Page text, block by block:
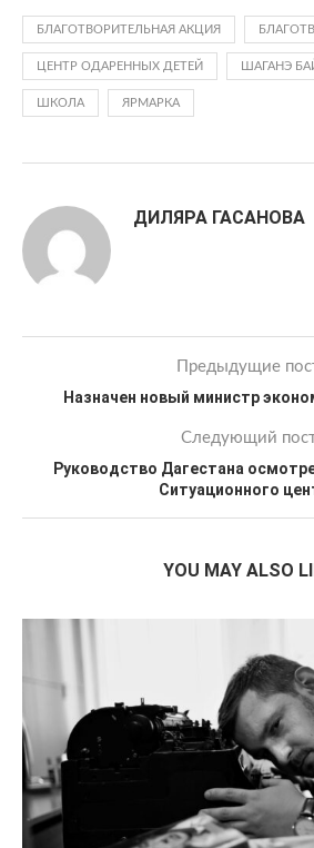
БЛАГОТВОРИТЕЛЬНАЯ АКЦИЯ
ЦЕНТР ОДАРЕННЫХ ДЕТЕЙ ШАГАНЭ
ШКОЛА ЯРМАРКА
ДИЛЯРА ГАСАНОВА
Предыдущие
Назначен новый министр
Следующий
Руководство Дагестана
Ситуационного
YOU MAY ALSO